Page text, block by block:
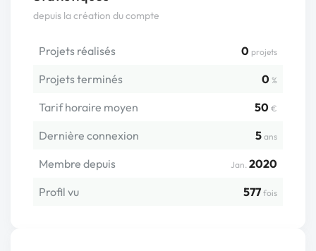
depuis la création du compte
Projets réalisés 0 projets
Projets terminés 0 %
Tarif horaire moyen 50 €
Dernière connexion 5 ans
Membre depuis Jan. 2020
Profil vu
577 fois